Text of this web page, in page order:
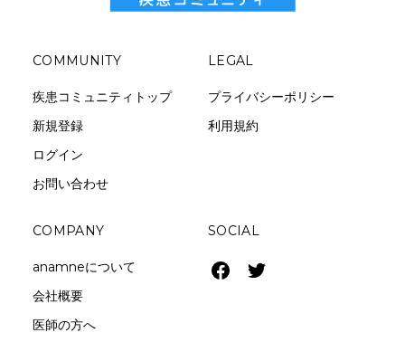
COMMUNITY
疾患コミュニティトップ
新規登録
ログイン
お問い合わせ
LEGAL
プライバシーポリシー
利用規約
COMPANY
anamneについて
会社概要
医師の方へ
SOCIAL